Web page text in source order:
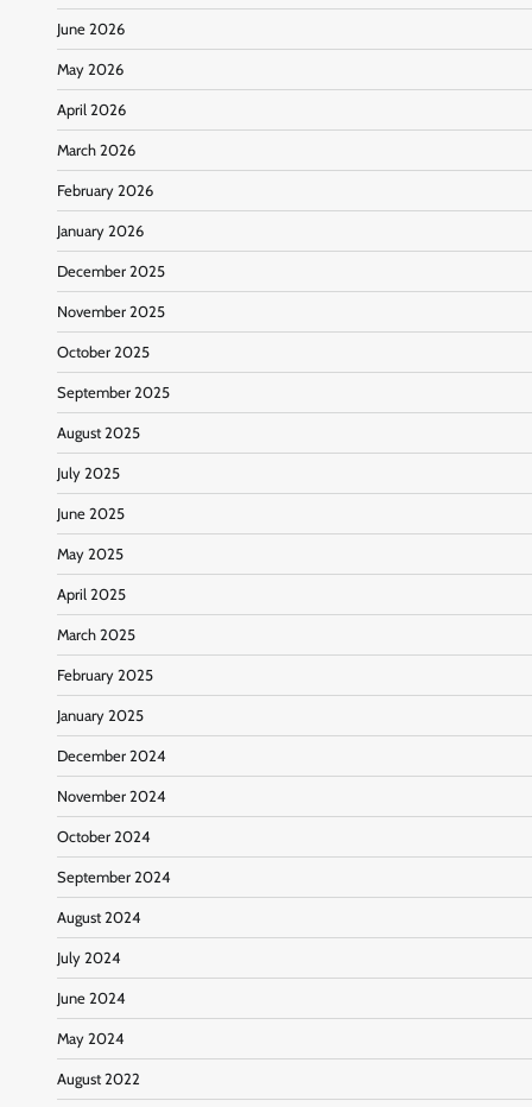
June 2026
May 2026
April 2026
March 2026
February 2026
January 2026
December 2025
November 2025
October 2025
September 2025
August 2025
July 2025
June 2025
May 2025
April 2025
March 2025
February 2025
January 2025
December 2024
November 2024
October 2024
September 2024
August 2024
July 2024
June 2024
May 2024
August 2022